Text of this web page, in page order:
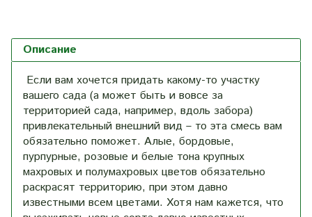
Описание
Если вам хочется придать какому-то участку
вашего сада (а может быть и вовсе за
территорией сада, например, вдоль забора)
привлекательный внешний вид – то эта смесь вам
обязательно поможет. Алые, бордовые,
пурпурные, розовые и белые тона крупных
махровых и полумахровых цветов обязательно
раскрасят территорию, при этом давно
известными всем цветами. Хотя нам кажется, что